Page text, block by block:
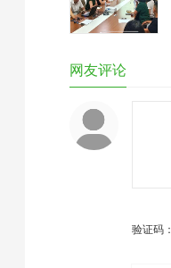
网友评论
验证码：